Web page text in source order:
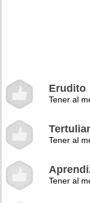
Erudito
Tener al
Tener al
Tener al